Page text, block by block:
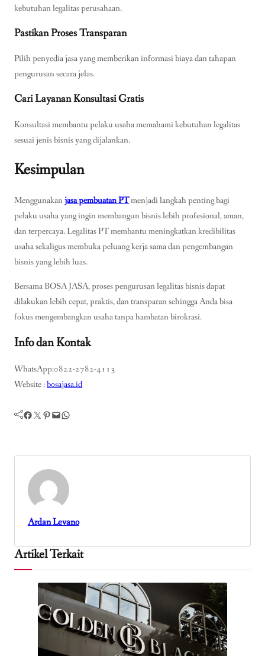
kebutuhan legalitas perusahaan.
Pastikan Proses Transparan
Pilih penyedia jasa yang memberikan informasi biaya dan tahapan
pengurusan secara jelas.
Cari Layanan Konsultasi Gratis
Konsultasi membantu pelaku usaha memahami kebutuhan legalitas
sesuai jenis bisnis yang dijalankan.
Kesimpulan
Menggunakanjasa pembuatan PTmenjadi langkah penting bagi
pelaku usaha yang ingin membangun bisnis lebih profesional, aman,
dan terpercaya. Legalitas PT membantu meningkatkan kredibilitas
usaha sekaligus membuka peluang kerja sama dan pengembangan
bisnis yang lebih luas.
Bersama BOSA JASA, proses pengurusan legalitas bisnis dapat
dilakukan lebih cepat, praktis, dan transparan sehingga Anda bisa
fokus mengembangkan usaha tanpa hambatan birokrasi.
Info dan Kontak
WhatsApp:0822-2782-4113
Website :bosajasa.id
Facebook Twitter Pinterest Mail WhatsApp
Ardan Levano
Artikel Terkait